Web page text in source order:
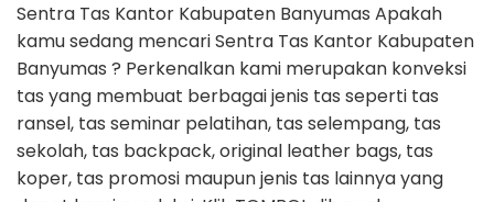
Sentra Tas Kantor Kabupaten Banyumas Apakah
kamu sedang mencari Sentra Tas Kantor Kabupaten
Banyumas ? Perkenalkan kami merupakan konveksi
tas yang membuat berbagai jenis tas seperti tas
ransel, tas seminar pelatihan, tas selempang, tas
sekolah, tas backpack, original leather bags, tas
koper, tas promosi maupun jenis tas lainnya yang